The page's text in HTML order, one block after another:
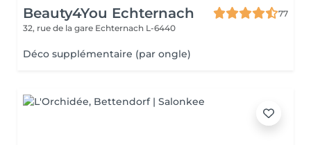
Beauty4You Echternach
77
32, rue de la gare Echternach L-6440
Déco supplémentaire (par ongle)